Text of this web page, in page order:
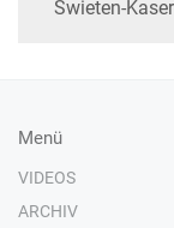
Swieten-
Menü
VIDEOS
ARCHIV